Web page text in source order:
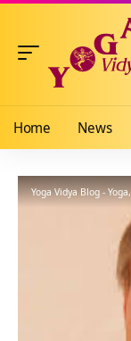
Home News
Yoga Vidya Blog -